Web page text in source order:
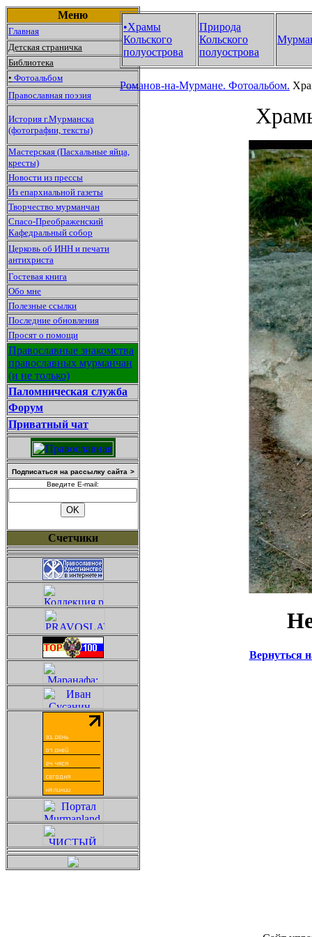
Меню
Главная
Детская страничка
Библиотека
• Фотоальбом
Православная поэзия
История г.Мурманска
(фотографии, тексты)
Мастерская (Пасхальные яйца,
кресты)
Новости из прессы
Из епархиальной газеты
Творчество мурманчан
Спасо-Преображенский
Кафедральный собор
Церковь об ИНН и печати
антихриста
Гостевая книга
Обо мне
Полезные ссылки
Последние обновления
Просят о помощи
Православные знакомства
православных мурманчан
(и не только)
Паломническая служба
Форум
Приватный чат
Подписаться на рассылку сайта >
Введите E-mail:
Счетчики
•Храмы
Кольского
полуострова
Природа
Кольского
полуострова
Романов-на-Мурмане. Фотоальбом.
Вернуться